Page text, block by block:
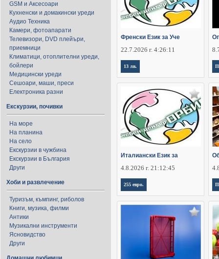
GSM и Аксесоари
Кухненски и домакински уреди
Аудио Техника
Камери, фотоапарати
Телевизори, DVD плейъри,
приемници
Климатици, отоплителни уреди,
бойлери
Медицински уреди
Сешоари, маши, преси
Електроника разни
Екскурзии, почивки
На море
На планина
На село
Екскурзии в чужбина
Екскурзии в България
Други
Хоби и развлечение
Туризъм, къмпинг, риболов
Книги, музика, филми
Антики
Музикални инструменти
Ясновидство
Други
Френски Език за Уче
22.7.2026 г. 4:26:11
13 лв.
Италиански Език за
4.8.2026 г. 21:12:45
255 евро.